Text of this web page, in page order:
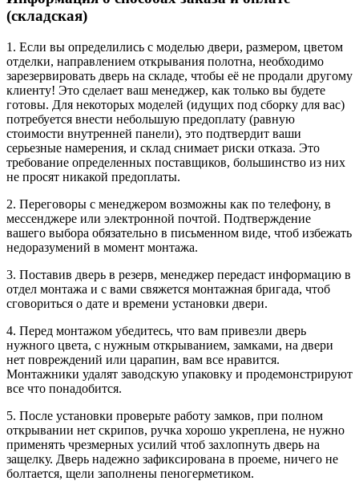
(складская)
1. Если вы определились с моделью двери, размером, цветом
отделки, направлением открывания полотна, необходимо
зарезервировать дверь на складе, чтобы её не продали другому
клиенту! Это сделает ваш менеджер, как только вы будете
готовы. Для некоторых моделей (идущих под сборку для вас)
потребуется внести небольшую предоплату (равную
стоимости внутренней панели), это подтвердит ваши
серьезные намерения, и склад снимает риски отказа. Это
требование определенных поставщиков, большинство из них
не просят никакой предоплаты.
2. Переговоры с менеджером возможны как по телефону, в
мессенджере или электронной почтой. Подтверждение
вашего выбора обязательно в письменном виде, чтоб избежать
недоразумений в момент монтажа.
3. Поставив дверь в резерв, менеджер передаст информацию в
отдел монтажа и с вами свяжется монтажная бригада, чтоб
сговориться о дате и времени установки двери.
4. Перед монтажом убедитесь, что вам привезли дверь
нужного цвета, с нужным открыванием, замками, на двери
нет повреждений или царапин, вам все нравится.
Монтажники удалят заводскую упаковку и продемонстрируют
все что понадобится.
5. После установки проверьте работу замков, при полном
открывании нет скрипов, ручка хорошо укреплена, не нужно
применять чрезмерных усилий чтоб захлопнуть дверь на
защелку. Дверь надежно зафиксирована в проеме, ничего не
болтается, щели заполнены пеногерметиком.